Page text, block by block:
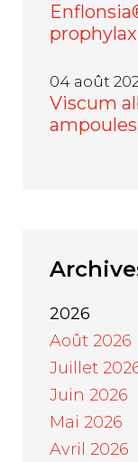
04 août
Viscum
2026
Août 2026
Juillet
Juin 2026
Mai 2026
Avril 2026